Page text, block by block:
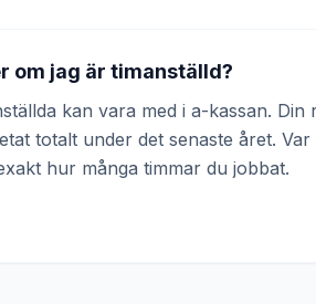
om jag är timanställd?
kan vara med i a-kassan.
totalt under det senaste året.
hur många timmar du jobbat.